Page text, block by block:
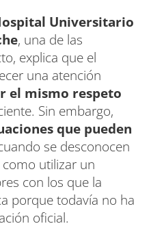
Universitario
, una de las
explica que el
una atención
el mismo respeto
Sin embargo,
que pueden
se desconocen
utilizar un
con los que la
porque todavía no ha
oficial.